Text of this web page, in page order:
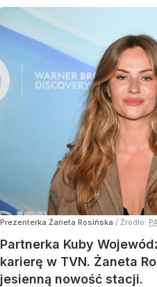
Prezenterka Żaneta Rosińska / Źródło:
Partnerka Kuby
karierę w TVN. Żaneta
jesienną nowość stacji.